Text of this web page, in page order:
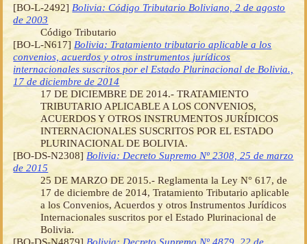
[BO-L-2492] Bolivia: Código Tributario Boliviano, 2 de agosto
de 2003
Código Tributario
[BO-L-N617] Bolivia: Tratamiento tributario aplicable a los
convenios, acuerdos y otros instrumentos jurídicos
internacionales suscritos por el Estado Plurinacional de Bolivia.,
17 de diciembre de 2014
17 DE DICIEMBRE DE 2014.- TRATAMIENTO
TRIBUTARIO APLICABLE A LOS CONVENIOS,
ACUERDOS Y OTROS INSTRUMENTOS JURÍDICOS
INTERNACIONALES SUSCRITOS POR EL ESTADO
PLURINACIONAL DE BOLIVIA.
[BO-DS-N2308] Bolivia: Decreto Supremo Nº 2308, 25 de marzo
de 2015
25 DE MARZO DE 2015.- Reglamenta la Ley N° 617, de
17 de diciembre de 2014, Tratamiento Tributario aplicable
a los Convenios, Acuerdos y otros Instrumentos Jurídicos
Internacionales suscritos por el Estado Plurinacional de
Bolivia.
[BO-DS-N4879] Bolivia: Decreto Supremo Nº 4879, 22 de